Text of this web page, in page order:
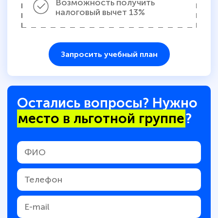
Возможность получить
налоговый вычет 13%
Запросить учебный план
Остались вопросы? Нужно
место в льготной группе?